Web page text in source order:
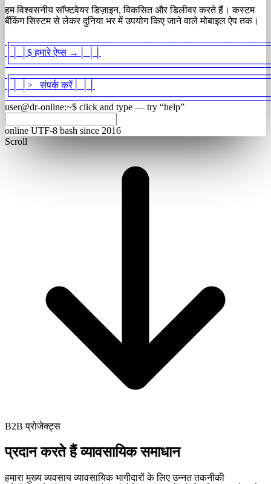
हम विश्वसनीय सॉफ्टवेयर डिज़ाइन, विकसित और डिलीवर करते हैं। कस्टम
बैंकिंग सिस्टम से लेकर दुनिया भर में उपयोग किए जाने वाले मोबाइल ऐप तक।
┌
$हमारे ऐप्स →
└
┌
>_संपर्क करें│
└
user@dr-online:~$ click and type — try “help”
online UTF-8 bash since 2016
Scroll
B2B प्रोजेक्ट्स
प्रदान करते हैंव्यावसायिक समाधान
हमारा मुख्य व्यवसाय व्यावसायिक भागीदारों के लिए उन्नत तकनीकी